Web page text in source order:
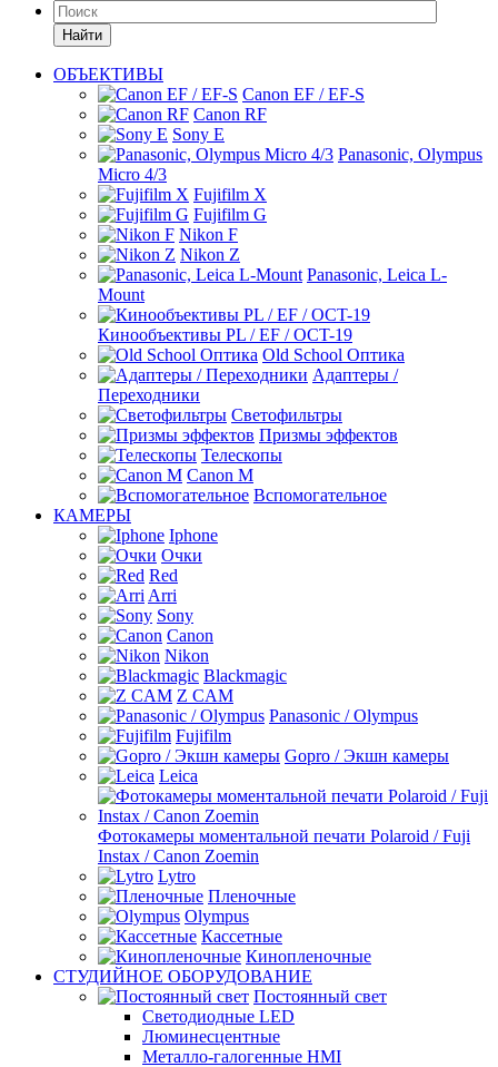
Найти
ОБЪЕКТИВЫ
Canon EF / EF-S
Canon RF
Sony E
Panasonic, Olympus
Micro 4/3
Fujifilm X
Fujifilm G
Nikon F
Nikon Z
Panasonic, Leica L-
Mount
Кинообъективы PL / EF / OCT-19
Old School Оптика
Адаптеры /
Переходники
Светофильтры
Призмы эффектов
Телескопы
Canon M
Вспомогательное
КАМЕРЫ
Iphone
Очки
Red
Arri
Sony
Canon
Nikon
Blackmagic
Z CAM
Panasonic / Olympus
Fujifilm
Gopro / Экшн камеры
Leica
Фотокамеры моментальной печати Polaroid / Fuji
Instax / Canon Zoemin
Lytro
Пленочные
Olympus
Кассетные
Кинопленочные
СТУДИЙНОЕ ОБОРУДОВАНИЕ
Постоянный свет
Светодиодные LED
Люминесцентные
Металло-галогенные HMI